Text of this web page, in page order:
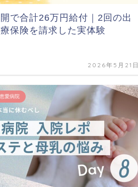
で合計26万円給付｜2回の出
保険を請求した実体験
2026年5月21日
愛病院